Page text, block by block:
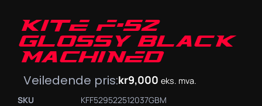
KITE F-52
GLOSSY BLACK
MACHINED
Veiledende pris:kr9,000 eks. mva.
SKU
KFF529522512037GBM